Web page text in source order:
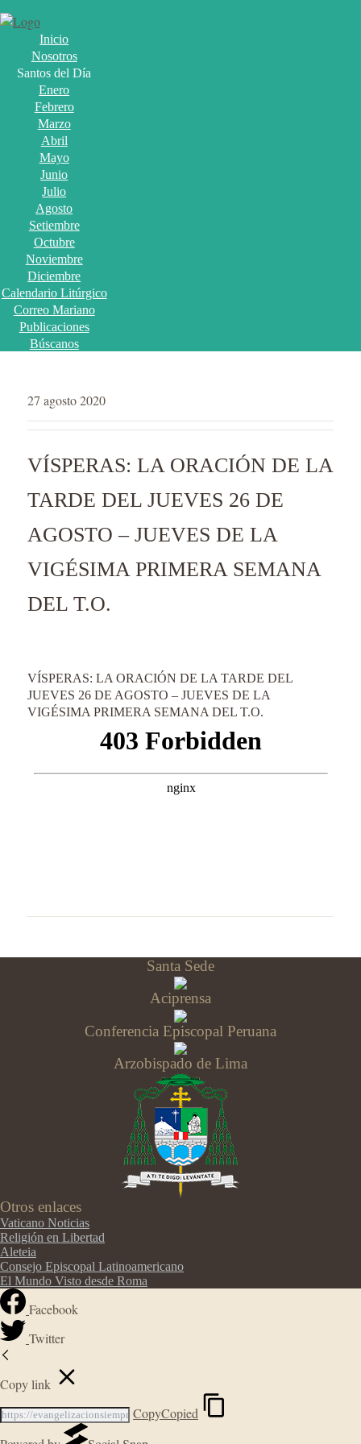
Inicio
Nosotros
Santos del Día
Enero
Febrero
Marzo
Abril
Mayo
Junio
Julio
Agosto
Setiembre
Octubre
Noviembre
Diciembre
Calendario Litúrgico
Correo Mariano
Publicaciones
Búscanos
27 agosto 2020
VÍSPERAS: LA ORACIÓN DE LA
TARDE DEL JUEVES 26 DE
AGOSTO – JUEVES DE LA
VIGÉSIMA PRIMERA SEMANA
DEL T.O.
VÍSPERAS: LA ORACIÓN DE LA TARDE DEL
JUEVES 26 DE AGOSTO – JUEVES DE LA
VIGÉSIMA PRIMERA SEMANA DEL T.O.
Santa Sede
Aciprensa
Conferencia Episcopal Peruana
Arzobispado de Lima
Otros enlaces
Vaticano Noticias
Religión en Libertad
Aleteia
Consejo Episcopal Latinoamericano
El Mundo Visto desde Roma
Facebook
Twitter
Copy link
CopyCopied